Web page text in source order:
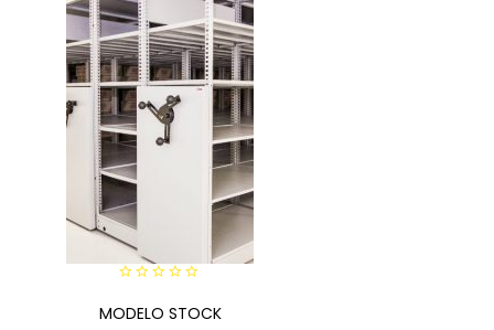
out
MODELO STOCK